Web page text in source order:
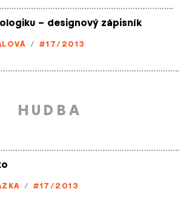
– designový zápisník
/ #17/2013
HUDBA
/ #17/2013